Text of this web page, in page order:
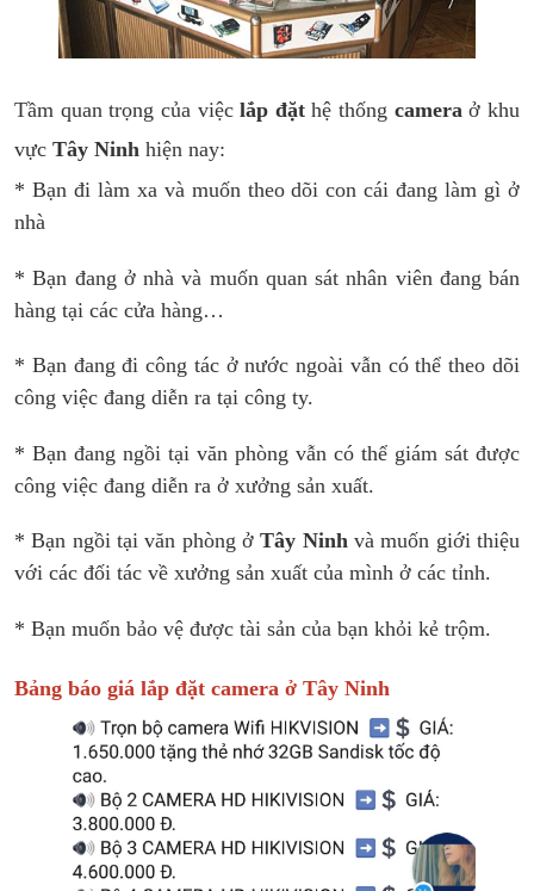
Tầm quan trọng của việclắp đặthệ thống cameraở khu
vực Tây Ninh hiện nay:
* Bạn đi làm xa và muốn theo dõi con cái đang làm gì ở
nhà
* Bạn đang ở nhà và muốn quan sát nhân viên đang bán
hàng tại các cửa hàng…
* Bạn đang đi công tác ở nước ngoài vẫn có thể theo dõi
công việc đang diễn ra tại công ty.
* Bạn đang ngồi tại văn phòng vẫn có thể giám sát được
công việc đang diễn ra ở xưởng sản xuất.
* Bạn ngồi tại văn phòng ởTây Ninhvà muốn giới thiệu
với các đối tác về xưởng sản xuất của mình ở các tỉnh.
* Bạn muốn bảo vệ được tài sản của bạn khỏi kẻ trộm.
Bảng báo giá lắp đặt camera ở Tây Ninh